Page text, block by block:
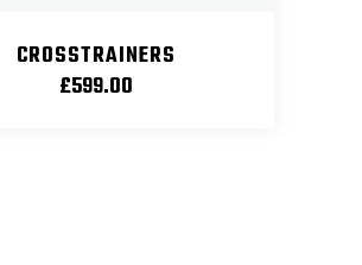
CROSSTRAINERS
£599.00